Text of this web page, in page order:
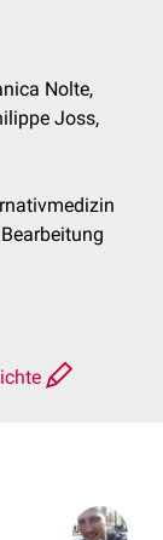
Nolte,
Joss,